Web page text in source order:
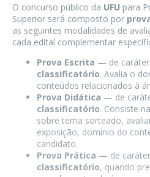
O concurso público da UFU para
Superior será composto por
as seguintes modalidades de
cada edital complementar
Prova Escrita — de caráter
classificatório. Avalia o
conteúdos relacionados à
Prova Didática — de
classificatório. Consiste
sobre tema sorteado,
exposição, domínio do
candidato.
Prova Prática — de caráter
classificatório, quando